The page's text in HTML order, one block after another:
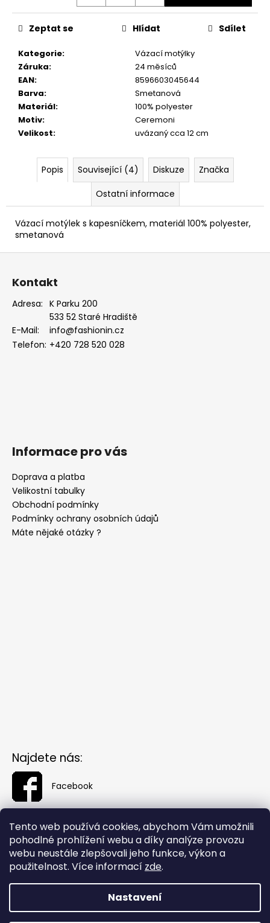
Tento web používá cookies, abychom Vám umožnili
pohodlné prohlížení webu a díky analýze provozu
webu neustále zlepšovali jeho funkce, výkon a
použitelnost. Více informací zde.
Nastavení
Kategorie:
Vázací motýlky
Záruka:
24 měsíců
EAN:
8596603045644
Barva:
Smetanová
Materiál:
100% polyester
Motiv:
Ceremoni
Velikost: uvázaný cca 12 cm
Zeptat se Hlídat Sdílet
Popis Související (4) Diskuze
Značka
Ostatní informace
Vázací motýlek s kapesníčkem, materiál 100% polyester,
smetanová
A
ZAPÍNÁNÍM
KLIPY
35
MM,
MOTÝLEK
KAPESNÍČEK
MODRÁ,
KOŇAKOVÁ
KŮŽE
2244369
Z
Kontakt
Adresa: K Parku 200
533 52 Staré Hradiště
E-Mail:
info@fashionin.cz
Telefon: +420 728 520 028
Informace pro vás
Doprava a platba
Velikostní tabulky
Obchodní podmínky
Podmínky ochrany osobních údajů
Máte nějaké otázky ?
Najdete nás:
Facebook